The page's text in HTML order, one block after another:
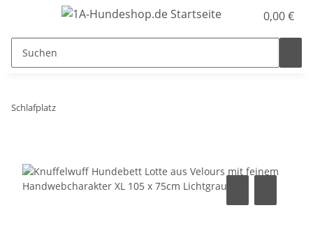
0,00 €
Schlafplatz